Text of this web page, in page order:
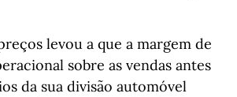
levou a que a margem de
sobre as vendas antes
da sua divisão automóvel